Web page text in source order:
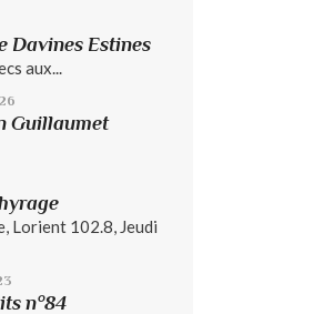
Davines Estines
aux...
Guillaumet
Lorient 102.8, Jeudi
n°84